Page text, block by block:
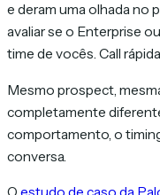
e deram uma olhada no
avaliar se o Enterprise
time de vocês. Call
Mesmo prospect,
completamente
comportamento, o
conversa.